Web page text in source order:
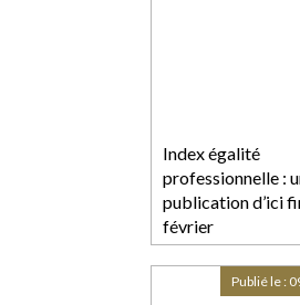
Index égalité
professionnelle :
publication d’ici
février
Publié le :